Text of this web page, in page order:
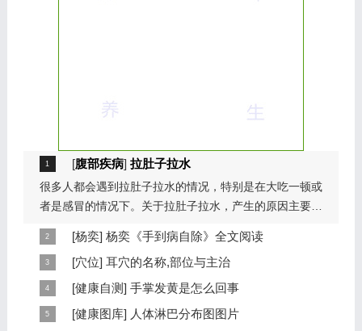
[腹部疾病] 拉肚子拉水
很多人都会遇到拉肚子拉水的情况，特别是在大吃一顿或
者是感冒的情况下。关于拉肚子拉水，产生的原因主要是
[杨奕] 杨奕《手到病自除》全文阅读
本页提供杨奕手到病自除全文阅读。包括完整目录、共计
6大章，66个小节的详细内容。涉及到全身的各个反射
区，以及自然疗法、反射区疗法、食疗等。另外...
[穴位] 耳穴的名称,部位与主治
耳穴在耳郭的分布有一定规律，耳穴在耳郭的分布犹如一
个倒置在子宫内的胎儿，头部朝下，臀部朝上。其分布的
规律是，与面颊相应的穴位在耳垂；与上肢相...
[健康自测] 手掌发黄是怎么回事
手掌发黄，一般是血管内血液不充盈或是皮肤营养不良的
[健康图库] 人体淋巴分布图图片